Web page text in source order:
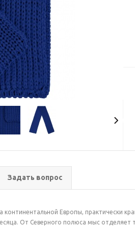
Задать вопрос
Европы, практически
От Северного полюса мыс отделяет